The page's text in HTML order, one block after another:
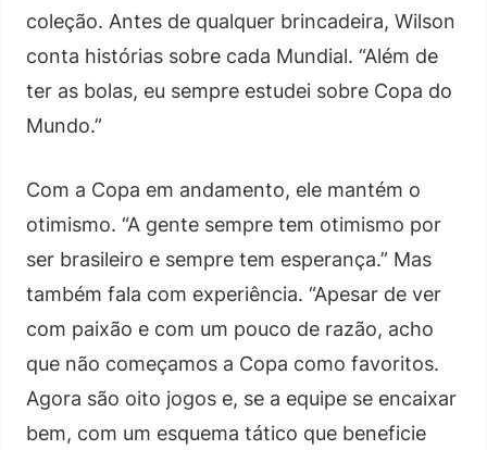
coleção. Antes de qualquer brincadeira, Wilson
conta histórias sobre cada Mundial. “Além de
ter as bolas, eu sempre estudei sobre Copa do
Mundo.”
Com a Copa em andamento, ele mantém o
otimismo. “A gente sempre tem otimismo por
ser brasileiro e sempre tem esperança.” Mas
também fala com experiência. “Apesar de ver
com paixão e com um pouco de razão, acho
que não começamos a Copa como favoritos.
Agora são oito jogos e, se a equipe se encaixar
bem, com um esquema tático que beneficie